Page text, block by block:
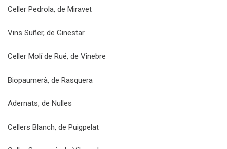
Celler Pedrola, de Miravet
Vins Suñer, de Ginestar
Celler Molí de Rué, de Vinebre
Biopaumerà, de Rasquera
Adernats, de Nulles
Cellers Blanch, de Puigpelat